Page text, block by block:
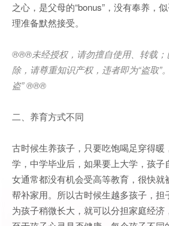
之心，是父母的“bonus”，没有奉养，
理准备默然接受。
®®®未经授权，请勿擅自使用、转载
除，请尊重知识产权，违者即为“盗取”
盗” ®®®
二、养育方式不同
古时候生养孩子，只要吃饱喝足穿得暖
学，中学毕业后，如果要上大学，孩子
女通常都没有机会受高等教育，很快就
帮补家用。所以古时候生越多孩子，担
为孩子稍微长大，就可以分担家庭经济